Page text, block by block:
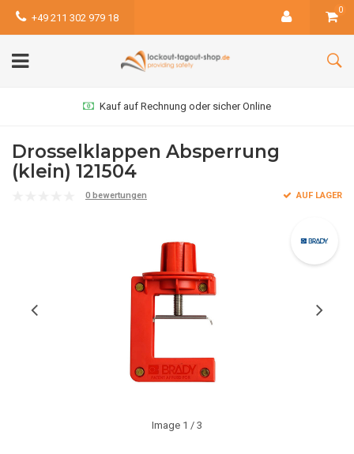
+49 211 302 979 18
0
Kauf auf Rechnung oder sicher Online
Drosselklappen Absperrung
(klein) 121504
0 bewertungen AUF LAGER
Image 1 / 3